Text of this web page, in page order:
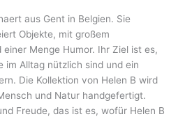
aus Gent in Belgien. Sie
Objekte, mit großem
Menge Humor. Ihr Ziel ist es,
im Alltag nützlich sind und ein
Die Kollektion von Helen B wird
und Natur handgefertigt.
Freude, das ist es, wofür Helen B